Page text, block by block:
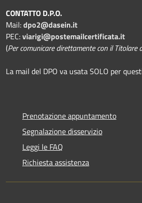
CONTATTO D.P.O.
Mail:dpo2@dasein.it
PEC:viarigi@postemailcertificata.it
(Per comunicare direttamente con il Titolare
La mail del DPO va usata SOLO per
Prenotazione appuntamento
Segnalazione disservizio
Leggi le FAQ
Richiesta assistenza